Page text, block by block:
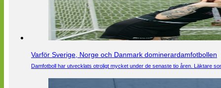
Varför Sverige, Norge och Danmark dominerardamfotbollen
Damfotboll har utvecklats otroligt mycket under de senaste tio åren. Läktare